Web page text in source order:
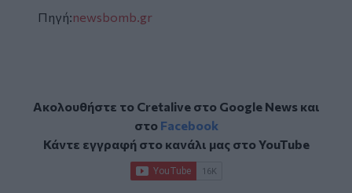
Πηγή:newsbomb.gr
Ακολουθήστε το Cretalive στο Google Newsκαι
στο Facebook
Κάντε εγγραφή στο κανάλι μας στοYouTube